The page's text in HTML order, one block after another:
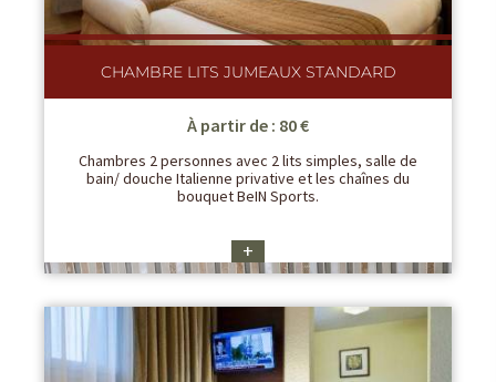
CHAMBRE LITS JUMEAUX STANDARD
À partir de : 80 €
Chambres 2 personnes avec 2 lits simples, salle de
bain/ douche Italienne privative et les chaînes du
bouquet BeIN Sports.
+